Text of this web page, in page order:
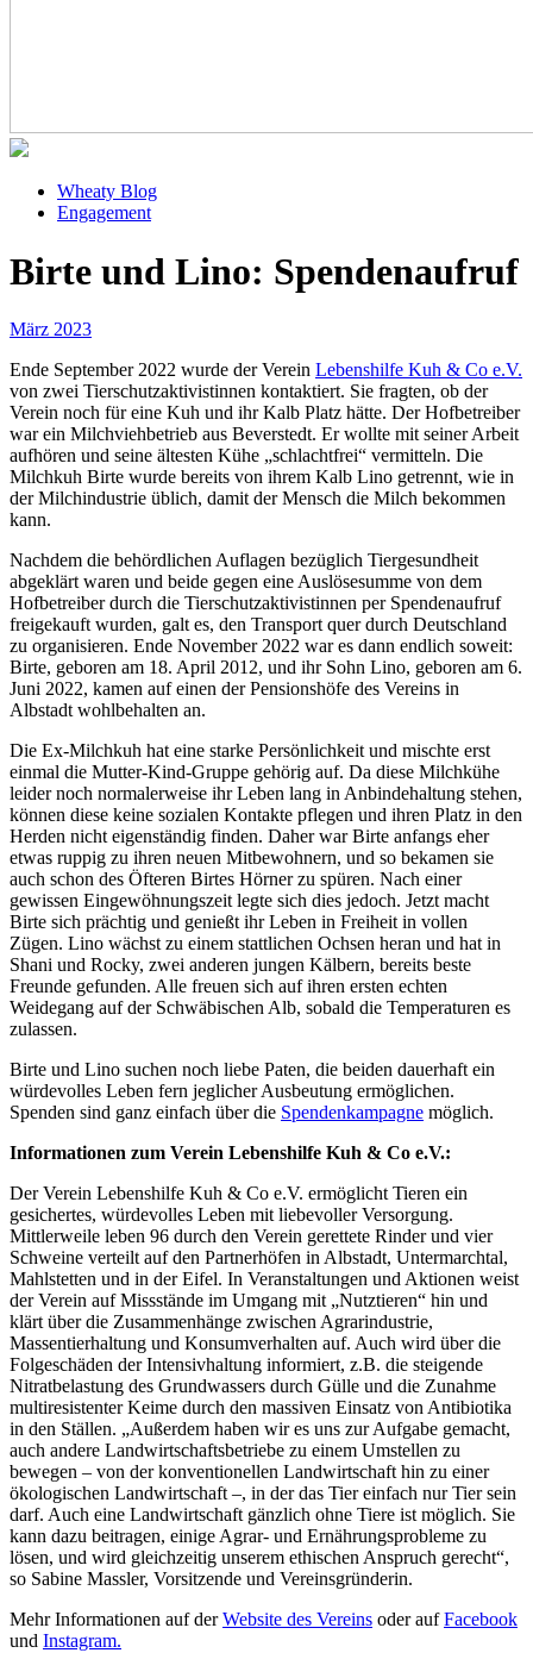
Wheaty Blog
Engagement
Birte und Lino: Spendenaufruf
März 2023
Ende September 2022 wurde der Verein Lebenshilfe Kuh & Co e.V.
von zwei Tierschutzaktivistinnen kontaktiert. Sie fragten, ob der
Verein noch für eine Kuh und ihr Kalb Platz hätte. Der Hofbetreiber
war ein Milchviehbetrieb aus Beverstedt. Er wollte mit seiner Arbeit
aufhören und seine ältesten Kühe „schlachtfrei“ vermitteln. Die
Milchkuh Birte wurde bereits von ihrem Kalb Lino getrennt, wie in
der Milchindustrie üblich, damit der Mensch die Milch bekommen
kann.
Nachdem die behördlichen Auflagen bezüglich Tiergesundheit
abgeklärt waren und beide gegen eine Auslösesumme von dem
Hofbetreiber durch die Tierschutzaktivistinnen per Spendenaufruf
freigekauft wurden, galt es, den Transport quer durch Deutschland
zu organisieren. Ende November 2022 war es dann endlich soweit:
Birte, geboren am 18. April 2012, und ihr Sohn Lino, geboren am 6.
Juni 2022, kamen auf einen der Pensionshöfe des Vereins in
Albstadt wohlbehalten an.
Die Ex-Milchkuh hat eine starke Persönlichkeit und mischte erst
einmal die Mutter-Kind-Gruppe gehörig auf. Da diese Milchkühe
leider noch normalerweise ihr Leben lang in Anbindehaltung stehen,
können diese keine sozialen Kontakte pflegen und ihren Platz in den
Herden nicht eigenständig finden. Daher war Birte anfangs eher
etwas ruppig zu ihren neuen Mitbewohnern, und so bekamen sie
auch schon des Öfteren Birtes Hörner zu spüren. Nach einer
gewissen Eingewöhnungszeit legte sich dies jedoch. Jetzt macht
Birte sich prächtig und genießt ihr Leben in Freiheit in vollen
Zügen. Lino wächst zu einem stattlichen Ochsen heran und hat in
Shani und Rocky, zwei anderen jungen Kälbern, bereits beste
Freunde gefunden. Alle freuen sich auf ihren ersten echten
Weidegang auf der Schwäbischen Alb, sobald die Temperaturen es
zulassen.
Birte und Lino suchen noch liebe Paten, die beiden dauerhaft ein
würdevolles Leben fern jeglicher Ausbeutung ermöglichen.
Spenden sind ganz einfach über die Spendenkampagne möglich.
Informationen zum Verein Lebenshilfe Kuh & Co e.V.:
Der Verein Lebenshilfe Kuh & Co e.V. ermöglicht Tieren ein
gesichertes, würdevolles Leben mit liebevoller Versorgung.
Mittlerweile leben 96 durch den Verein gerettete Rinder und vier
Schweine verteilt auf den Partnerhöfen in Albstadt, Untermarchtal,
Mahlstetten und in der Eifel. In Veranstaltungen und Aktionen weist
der Verein auf Missstände im Umgang mit „Nutztieren“ hin und
klärt über die Zusammenhänge zwischen Agrarindustrie,
Massentierhaltung und Konsumverhalten auf. Auch wird über die
Folgeschäden der Intensivhaltung informiert, z.B. die steigende
Nitratbelastung des Grundwassers durch Gülle und die Zunahme
multiresistenter Keime durch den massiven Einsatz von Antibiotika
in den Ställen. „Außerdem haben wir es uns zur Aufgabe gemacht,
auch andere Landwirtschaftsbetriebe zu einem Umstellen zu
bewegen – von der konventionellen Landwirtschaft hin zu einer
ökologischen Landwirtschaft –, in der das Tier einfach nur Tier sein
darf. Auch eine Landwirtschaft gänzlich ohne Tiere ist möglich. Sie
kann dazu beitragen, einige Agrar- und Ernährungsprobleme zu
lösen, und wird gleichzeitig unserem ethischen Anspruch gerecht“,
so Sabine Massler, Vorsitzende und Vereinsgründerin.
Mehr Informationen auf derWebsite des Vereins oder aufFacebook
und Instagram.